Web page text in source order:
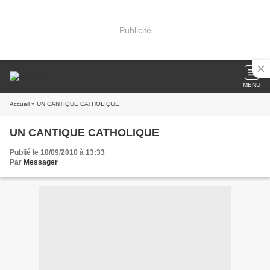
Publicité
MENU
Accueil » UN CANTIQUE CATHOLIQUE
UN CANTIQUE CATHOLIQUE
Publié le 18/09/2010 à 13:33
Par Messager